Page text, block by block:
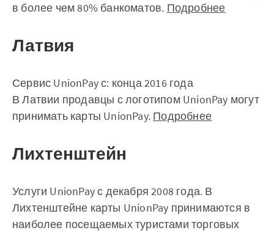
в более чем 80% банкоматов. Подробнее
Латвия
Сервис UnionPay с: конца 2016 года
В Латвии продавцы с логотипом UnionPay могут
принимать карты UnionPay. Подробнее
Лихтенштейн
Услуги UnionPay с декабря 2008 года. В
Лихтенштейне карты UnionPay принимаются в
наиболее посещаемых туристами торговых